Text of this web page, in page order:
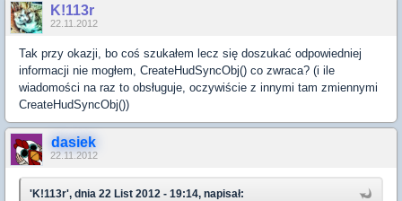
K!113r
22.11.2012
Tak przy okazji, bo coś szukałem lecz się doszukać odpowiedniej
informacji nie mogłem, CreateHudSyncObj() co zwraca? (i ile
wiadomości na raz to obsługuje, oczywiście z innymi tam zmiennymi
CreateHudSyncObj())
dasiek
22.11.2012
'K!113r', dnia 22 List 2012 - 19:14, napisał: